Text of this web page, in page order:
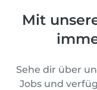
Mit
Sehe dir über
Jobs und